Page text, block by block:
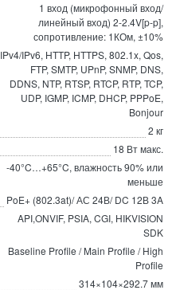
1 вход (микрофонный вход/
линейный вход) 2-2.4V[p-p],
сопротивление: 1КОм, ±10%
IPv4/IPv6, HTTP, HTTPS, 802.1x, Qos,
FTP, SMTP, UPnP, SNMP, DNS,
DDNS, NTP, RTSP, RTCP, RTP, TCP,
UDP, IGMP, ICMP, DHCP, PPPoE,
Bonjour
2 кг
18 Вт макс.
-40°C…+65°C, влажность 90% или
меньше
PoE+ (802.3at)/ АС 24В/ DC 12В 3A
API,ONVIF, PSIA, CGI, HIKVISION
SDK
Baseline Profile / Main Profile / High
Profile
314×104×292.7 мм